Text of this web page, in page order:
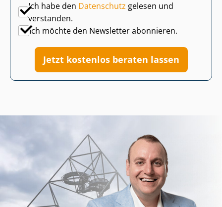
Ich habe den Datenschutz gelesen und
verstanden.
Ich möchte den Newsletter abonnieren.
Jetzt kostenlos beraten lassen